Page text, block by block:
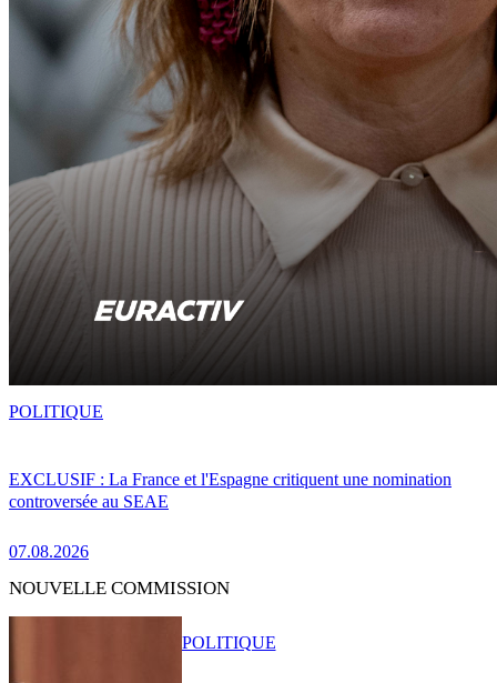
EXCLUSIF : La France et l'Espagne critiquent une nomination
controversée au SEAE
07.08.2026
POLITIQUE
NOUVELLE COMMISSION
POLITIQUE